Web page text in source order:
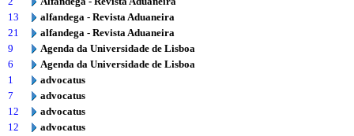
13
alfandega - Revista Aduaneira
21
alfandega - Revista Aduaneira
9
Agenda da Universidade de Lisboa
6
Agenda da Universidade de Lisboa
1
advocatus
7
advocatus
12
advocatus
12
advocatus